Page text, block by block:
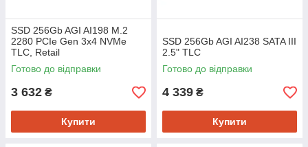
SSD 256Gb AGI AI198 M.2
2280 PCIe Gen 3x4 NVMe
TLC, Retail
Готово до відправки
3 632 ₴
Купити
SSD 256Gb AGI AI238 SATA III
2.5" TLC
Готово до відправки
4 339 ₴
Купити